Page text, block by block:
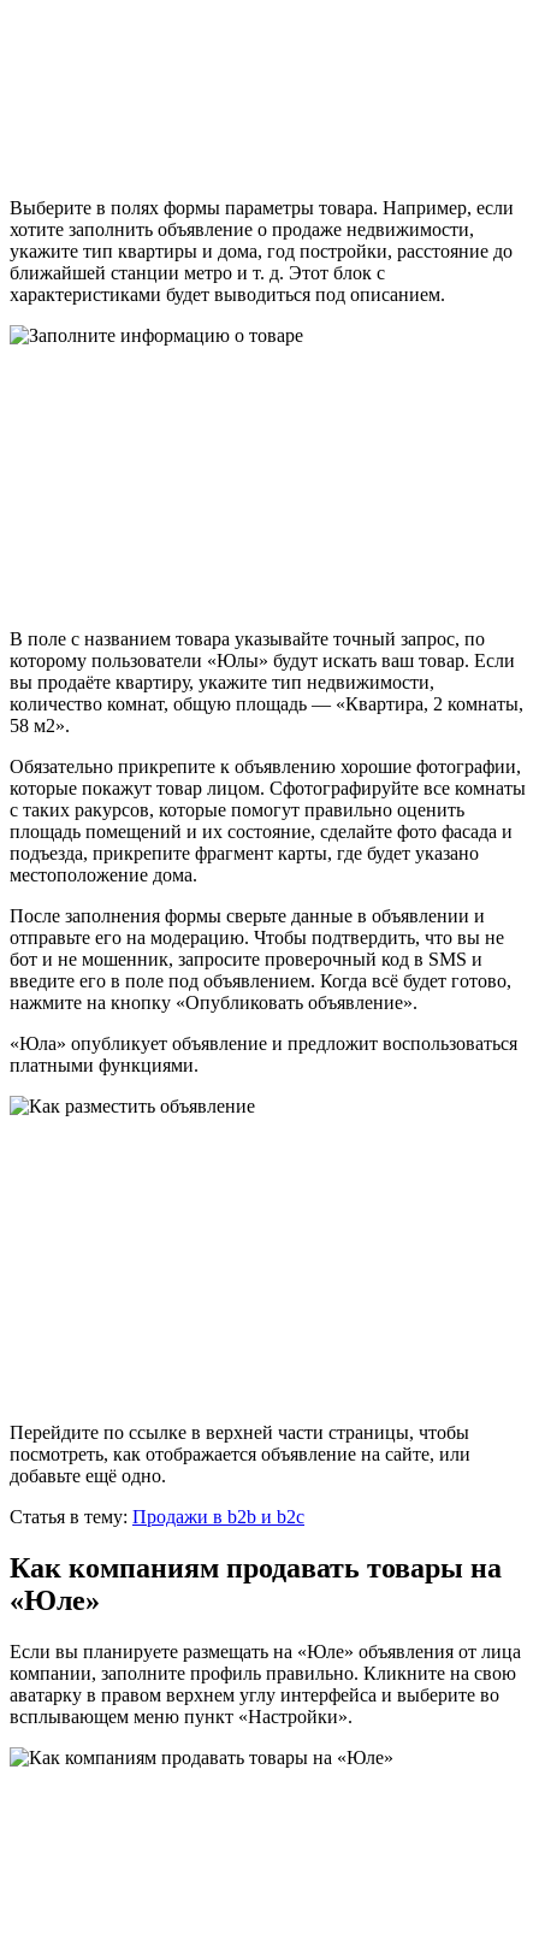
Выберите в полях формы параметры товара. Например, если
хотите заполнить объявление о продаже недвижимости,
укажите тип квартиры и дома, год постройки, расстояние до
ближайшей станции метро и т. д. Этот блок с
характеристиками будет выводиться под описанием.
В поле с названием товара указывайте точный запрос, по
которому пользователи «Юлы» будут искать ваш товар. Если
вы продаёте квартиру, укажите тип недвижимости,
количество комнат, общую площадь — «Квартира, 2 комнаты,
58 м2».
Обязательно прикрепите к объявлению хорошие фотографии,
которые покажут товар лицом. Сфотографируйте все комнаты
с таких ракурсов, которые помогут правильно оценить
площадь помещений и их состояние, сделайте фото фасада и
подъезда, прикрепите фрагмент карты, где будет указано
местоположение дома.
После заполнения формы сверьте данные в объявлении и
отправьте его на модерацию. Чтобы подтвердить, что вы не
бот и не мошенник, запросите проверочный код в SMS и
введите его в поле под объявлением. Когда всё будет готово,
нажмите на кнопку «Опубликовать объявление».
«Юла» опубликует объявление и предложит воспользоваться
платными функциями.
Перейдите по ссылке в верхней части страницы, чтобы
посмотреть, как отображается объявление на сайте, или
добавьте ещё одно.
Статья в тему: Продажи в b2b и b2c
Как компаниям продавать товары на
«Юле»
Если вы планируете размещать на «Юле» объявления от лица
компании, заполните профиль правильно. Кликните на свою
аватарку в правом верхнем углу интерфейса и выберите во
всплывающем меню пункт «Настройки».